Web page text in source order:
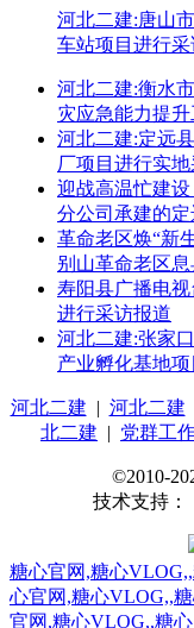
河北二建:唐山
车站项目进行
河北二建:衡水
灾应急能力提
河北二建:定远
厂项目进行实
迎战高温忙建
分公司承建的
革命老区焕“新
别山革命老区
寿阳县广播电
进行采访报道
河北二建:张家
产业孵化基地
河北二建 | 河北二建
北二建 | 党群工
©2010-
技术支持
糖心官网,糖心
心官网,糖心VLOG,,
官网,糖心VLOG,,糖